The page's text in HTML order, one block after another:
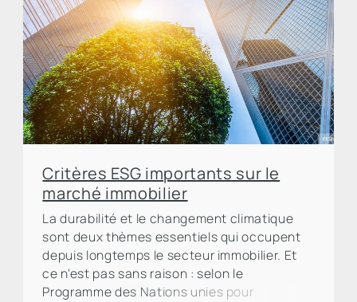
Critères ESG importants sur le
marché immobilier
La durabilité et le changement climatique
sont deux thèmes essentiels qui occupent
depuis longtemps le secteur immobilier. Et
ce n'est pas sans raison : selon le
Programme des Nations unies pour